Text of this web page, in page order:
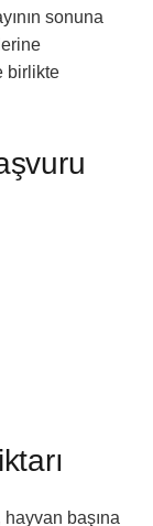
sonuna
birlikte
hayvan başına